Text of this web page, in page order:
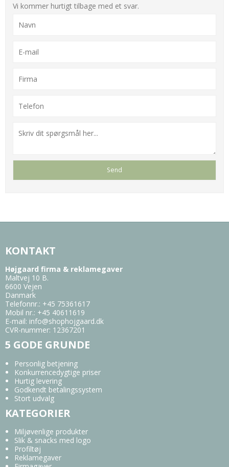
Vi kommer hurtigt tilbage med et svar.
KONTAKT
Højgaard firma & reklamegaver
Maltvej 10 B.
6600 Vejen
Danmark
Telefonnr.: +45 75361617
Mobil nr.: +45 40611619
E-mail: info@shophojgaard.dk
CVR-nummer: 12367201
5 GODE GRUNDE
Personlig betjening
Konkurrencedygtige priser
Hurtig levering
Godkendt betalingssystem
Stort udvalg
KATEGORIER
Miljøvenlige produkter
Slik & snacks med logo
Profiltøj
Reklamegaver